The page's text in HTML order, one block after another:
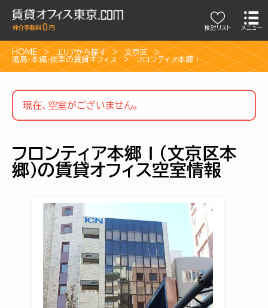
検討リスト メニュー
HOME エリアから探す
文京区
湯島・本郷・後楽の賃貸オフィス
フロンティア本郷Ⅰ
現在、空室がございません。
フロンティア本郷Ⅰ（文京区本
郷）の賃貸オフィス空室情報